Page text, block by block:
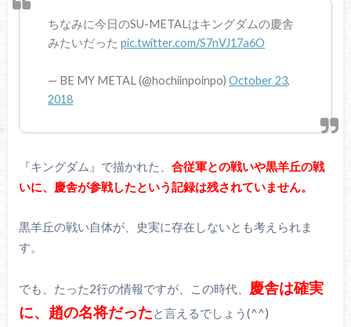
ちなみに今日のSU-METALはキングダムの慶舎
みたいだったpic.twitter.com/S7nVJ17a6O
— BE MY METAL (@hochiinpoinpo)October 23,
2018
『キングダム』で描かれた、 合従軍との戦いや黒羊丘の戦
いに、慶舎が参戦したという記録は残されていません。
黒羊丘の戦い自体が、史実に存在しないとも考えられま
す。
でも、たった2行の情報ですが、この時代、 慶舎は確実
に、趙の名将だったと言えるでしょう(^^)